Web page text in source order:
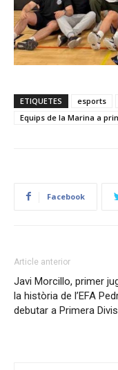
ETIQUETES esports
Equips de la Marina a
Facebook
Article anterior
Javi Morcillo, primer
la història de l’EFA
debutar a Primera